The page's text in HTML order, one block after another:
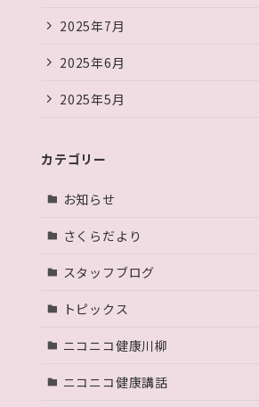
2025年7月
2025年6月
2025年5月
カテゴリー
お知らせ
さくらだより
スタッフブログ
トピックス
ニコニコ健康川柳
ニコニコ健康講話